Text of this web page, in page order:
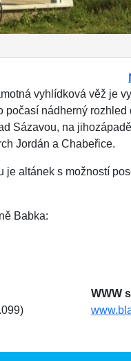
vyhlídková věž je
nádherný
Sázavou, na
Jordán a Chabeřice.
altánek s možností
Babka:
WWW